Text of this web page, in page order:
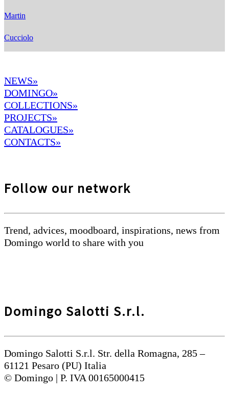
Martin
Cucciolo
NEWS»
DOMINGO»
COLLECTIONS»
PROJECTS»
CATALOGUES»
CONTACTS»
Follow our network
Trend, advices, moodboard, inspirations, news from
Domingo world to share with you
Domingo Salotti S.r.l.
Domingo Salotti S.r.l. Str. della Romagna, 285 –
61121 Pesaro (PU) Italia
© Domingo | P. IVA 00165000415